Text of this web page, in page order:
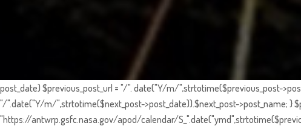
post_date) $previous_post_url = "/". date("Y/m/",strtotime($previous_post-
"/".date("Y/m/",strtotime($next_post->post_date)).$next_post->post_name; }
"https://antwrp.gsfc.nasa.gov/apod/calendar/